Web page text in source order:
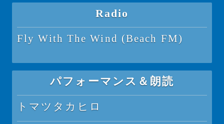
Radio
Fly With The Wind (Beach FM)
パフォーマンス＆朗読
トマツタカヒロ